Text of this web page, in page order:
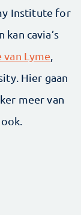
Institute for
kan cavia’s
Lyme,
Hier gaan
meer van